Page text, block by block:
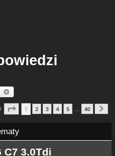
Szukaj
Strona1 40
1 2 3 4 5 40
C7 3.0Tdi